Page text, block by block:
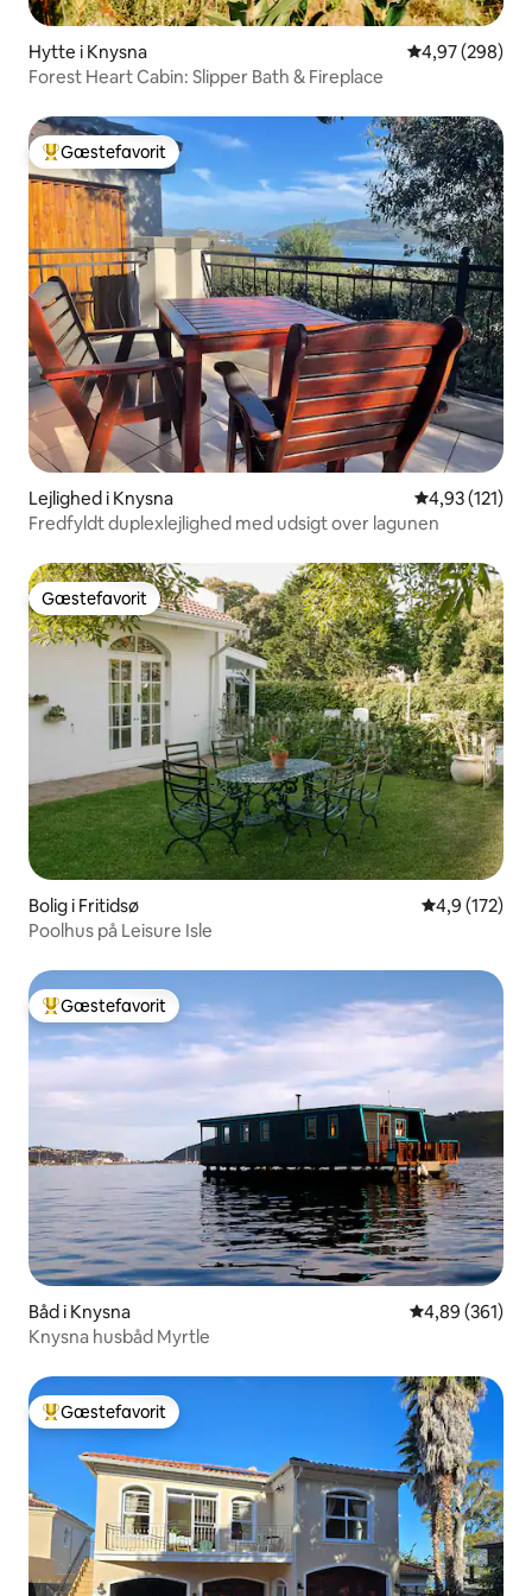
Hytte i Knysna 4,97 ud af 5 i
4,97 (298)
Forest Heart Cabin: Slipper Bath & Fireplace
Bedste gæstefavorit
Gæstefavorit
Lejlighed i Knysna 4,93 ud af 5 i
4,93 (121)
Fredfyldt duplexlejlighed med udsigt over lagunen
Gæstefavorit
Gæstefavorit
Bolig i Fritidsø 4,9 ud af 5 i
4,9 (172)
Poolhus på Leisure Isle
Bedste gæstefavorit
Gæstefavorit
Båd i Knysna 4,89 ud af 5 i
4,89 (361)
Knysna husbåd Myrtle
Bedste gæstefavorit
Gæstefavorit